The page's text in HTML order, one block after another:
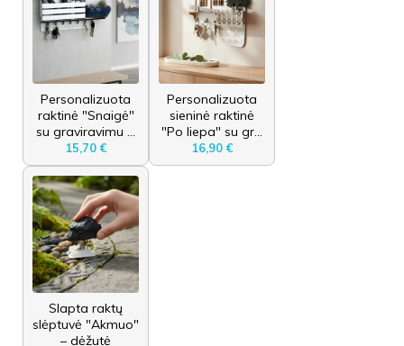
Personalizuota
raktinė "Snaigė"
su graviravimu ...
15,70 €
Personalizuota
sieninė raktinė
"Po liepa" su gr...
16,90 €
Slapta raktų
slėptuvė "Akmuo"
– dėžutė